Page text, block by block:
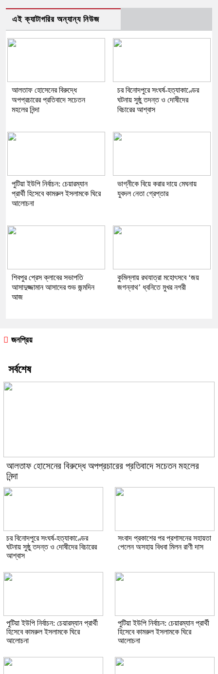
এই ক্যাটাগরির অন্যান্য নিউজ
আলতাফ হোসেনের বিরুদ্ধে
অপপ্রচারের প্রতিবাদে সচেতন
মহলের নিন্দা
চর বিনোদপুরে সংঘর্ষ-হত্যাকাণ্ডের
ঘটনায় সুষ্ঠু তদন্ত ও দোষীদের
বিচারের আশ্বাস
পুটিয়া ইউপি নির্বাচন: চেয়ারম্যান
প্রার্থী হিসেবে কামরুল ইসলামকে ঘিরে
আলোচনা
ভাগ্নীকে বিয়ে করার দায়ে মেঘনায়
যুবদল নেতা গ্রেপ্তার
শিবপুর প্রেস ক্লাবের সভাপতি
আসাদুজ্জামান আসাদের শুভ জন্মদিন
আজ
কুমিল্লায় রথযাত্রা মহোৎসবে ‘জয়
জগন্নাথ’ ধ্বনিতে মুখর নগরী
জনপ্রিয়
সর্বশেষ
আলতাফ হোসেনের বিরুদ্ধে অপপ্রচারের প্রতিবাদে সচেতন মহলের
নিন্দা
চর বিনোদপুরে সংঘর্ষ-হত্যাকাণ্ডের
ঘটনায় সুষ্ঠু তদন্ত ও দোষীদের বিচারের
আশ্বাস
সংবাদ প্রকাশের পর প্রশাসনের সহায়তা
পেলেন অসহায় বিধবা মিলন রাণী দাস
পুটিয়া ইউপি নির্বাচন: চেয়ারম্যান প্রার্থী
হিসেবে কামরুল ইসলামকে ঘিরে
আলোচনা
পুটিয়া ইউপি নির্বাচন: চেয়ারম্যান প্রার্থী
হিসেবে কামরুল ইসলামকে ঘিরে
আলোচনা